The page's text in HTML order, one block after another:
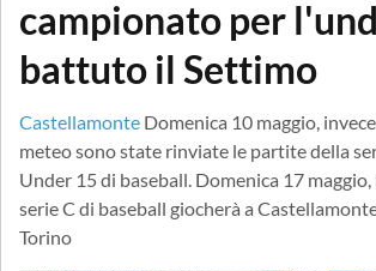
campionato per
battuto il Settimo
Castellamonte Domenica 10 maggio,
meteo sono state rinviate le partite della
Under 15 di baseball. Domenica 17 maggio,
serie C di baseball giocherà a
Torino